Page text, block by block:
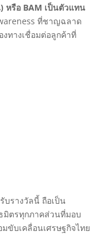
หรือ BAM เป็นตัวแทน
ที่ชาญฉลาด
ทางเชื่อมต่อลูกค้าที่
บรางวัลนี้ ถือเป็น
มิตรทุกภาคส่วนที่มอบ
ขับเคลื่อนเศรษฐกิจไทย